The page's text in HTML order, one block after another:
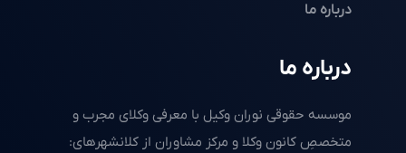
درباره ما
موسسه حقوقی نوران وکیل با معرفی وکلای مجرب و
متخصصِ کانون وکلا و مرکز مشاوران از کلانشهرهای:
درباره ما